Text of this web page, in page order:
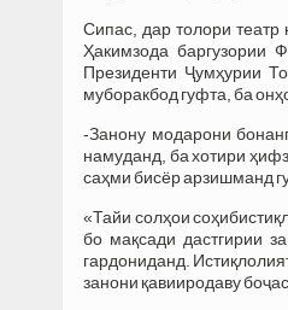
Сипас, дар толори театр
Ҳакимзода баргузории
Президенти Ҷумҳурии
муборакбод гуфта, ба
-Занону модарони
намуданд, ба хотири
саҳми бисёр арзишманд
«Тайи солҳои
бо мақсади дастгирии
гардониданд.
занони қавииродаву